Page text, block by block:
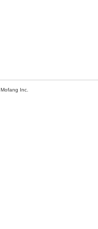
Mofang Inc.